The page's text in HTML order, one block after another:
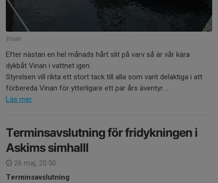
Vinan
Efter nästan en hel månads hårt slit på varv så är vår kära
dykbåt Vinan i vattnet igen.
Styrelsen vill rikta ett stort tack till alla som varit delaktiga i att
förbereda Vinan för ytterligare ett par års äventyr....
Läs mer
Terminsavslutning för fridykningen i
Askims simhalll
26 maj, 20:50
Terminsavslutning